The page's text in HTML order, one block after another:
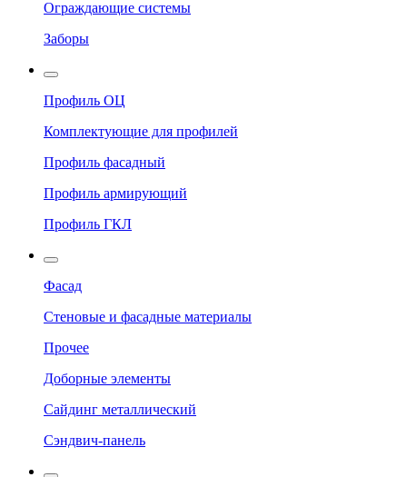
Ограждающие системы
Заборы
Профиль ОЦ
Комплектующие для профилей
Профиль фасадный
Профиль армирующий
Профиль ГКЛ
Фасад
Стеновые и фасадные материалы
Прочее
Доборные элементы
Сайдинг металлический
Сэндвич-панель